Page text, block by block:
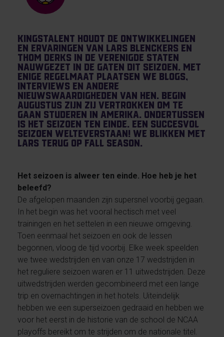
KingsTalent houdt de ontwikkelingen
en ervaringen van Lars Blenckers en
Thom Derks in de Verenigde Staten
nauwgezet in de gaten dit seizoen. Met
enige regelmaat plaatsen we blogs,
interviews en andere
nieuwswaardigheden van hen. Begin
augustus zijn zij vertrokken om te
gaan studeren in Amerika. Ondertussen
is het seizoen ten einde. Een succesvol
seizoen welteverstaan! We blikken met
Lars terug op Fall season.
Het seizoen is alweer ten einde. Hoe heb je het
beleefd?
De afgelopen maanden zijn supersnel voorbij gegaan.
In het begin was het vooral hectisch met veel
trainingen en het settelen in een nieuwe omgeving.
Toen eenmaal het seizoen en ook de lessen
begonnen, vloog de tijd voorbij. Elke week speelden
we twee wedstrijden en van onze 17 wedstrijden in
het reguliere seizoen waren er 11 uitwedstrijden. Deze
uitwedstrijden werden gecombineerd met een lange
trip en overnachtingen in het hotels. Uiteindelijk
hebben we een superseizoen gedraaid en hebben we
voor het eerst in de historie van de school de NCAA
playoffs bereikt om te strijden om de nationale titel.